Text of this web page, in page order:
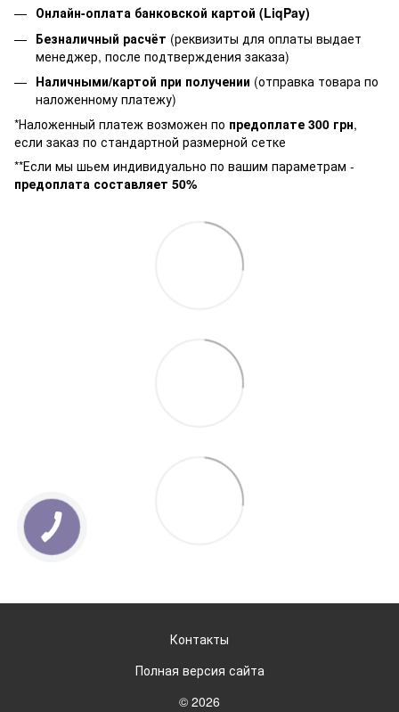
Онлайн-оплата банковской картой (LiqPay)
Безналичный расчёт (реквизиты для оплаты выдает
менеджер, после подтверждения заказа)
Наличными/картой при получении (отправка товара по
наложенному платежу)
*Наложенный платеж возможен по предоплате 300 грн,
если заказ по стандартной размерной сетке
**Если мы шьем индивидуально по вашим параметрам -
предоплата составляет 50%
Контакты
Полная версия сайта
© 2026